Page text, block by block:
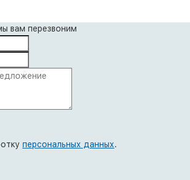
вам перезвоним
персональных данных.